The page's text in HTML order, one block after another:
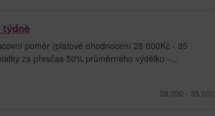
týdně
poměr (platové ohodnocení 28 000Kč - 35
za přesčas 50% průměrného výdělku -...
28 000 - 35 000